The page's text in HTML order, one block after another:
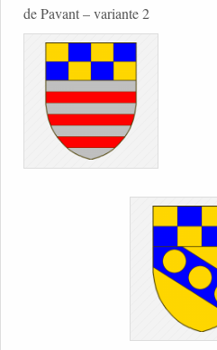
de Pavant – variante 2